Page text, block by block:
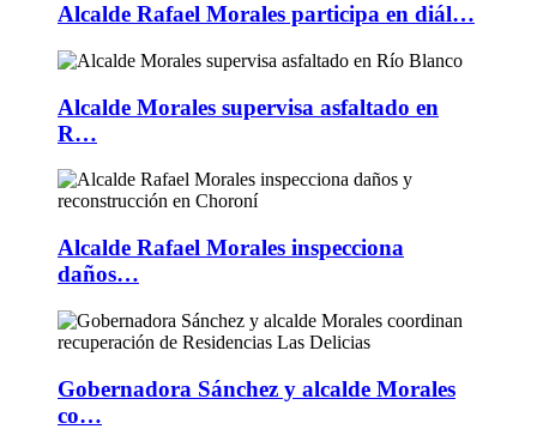
Alcalde Rafael Morales participa en diál…
Alcalde Morales supervisa asfaltado en
R…
Alcalde Rafael Morales inspecciona
daños…
Gobernadora Sánchez y alcalde Morales
co…